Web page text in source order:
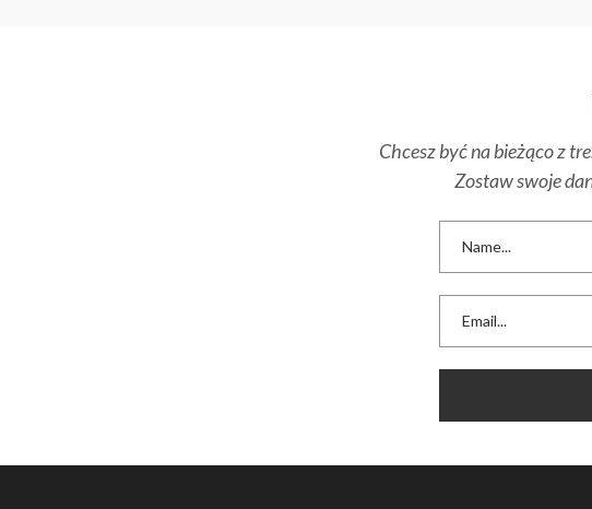
Chcesz być na bieżąco z
Zostaw swoje